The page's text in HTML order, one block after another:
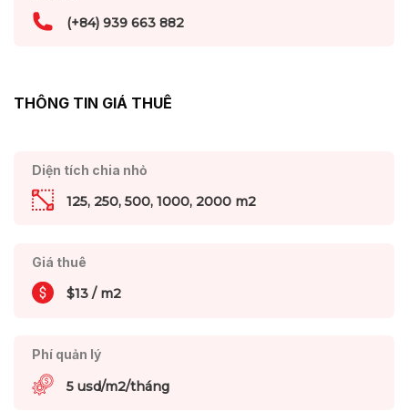
(+84) 939 663 882
THÔNG TIN GIÁ THUÊ
Diện tích chia nhỏ
125, 250, 500, 1000, 2000 m2
Giá thuê
$13 / m2
Phí quản lý
5 usd/m2/tháng